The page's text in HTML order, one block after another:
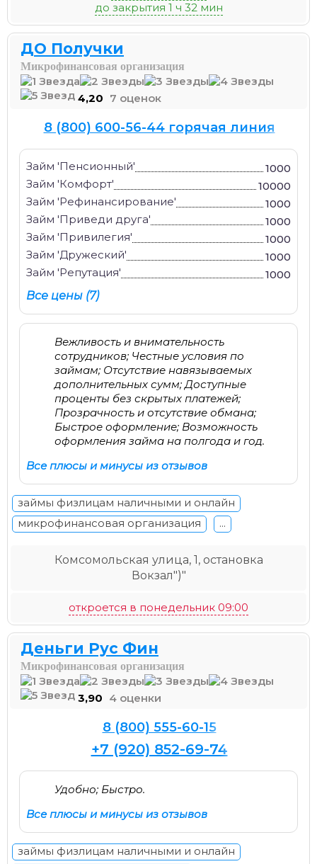
до закрытия 1 ч 32 мин
ДО Получки
Микрофинансовая организация
4,20 7 оценок
8 (800) 600-56-44 горячая линия
Займ 'Пенсионный'
1000
Займ 'Комфорт'
10000
Займ 'Рефинансирование'
1000
Займ 'Приведи друга'
1000
Займ 'Привилегия'
1000
Займ 'Дружеский'
1000
Займ 'Репутация'
1000
Все цены (7)
Вежливость и внимательность
сотрудников; Честные условия по
займам; Отсутствие навязываемых
дополнительных сумм; Доступные
проценты без скрытых платежей;
Прозрачность и отсутствие обмана;
Быстрое оформление; Возможность
оформления займа на полгода и год.
Все плюсы и минусы из отзывов
займы физлицам наличными и онлайн
микрофинансовая организация
...
Комсомольская улица, 1, остановка
Вокзал")"
откроется в понедельник 09:00
Деньги Рус Фин
Микрофинансовая организация
3,90 4 оценки
8 (800) 555-60-15
+7 (920) 852-69-74
Удобно; Быстро.
Все плюсы и минусы из отзывов
займы физлицам наличными и онлайн